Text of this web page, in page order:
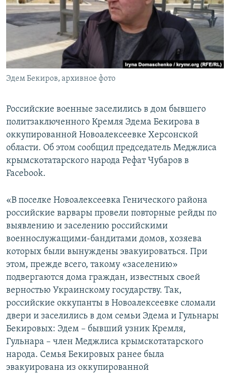
ПОБЕДИТЕЛЕЙ НЕ СУДЯТ?
КРЫМ.НЕПОКОРЕННЫЙ
ELIFBE
УКРАИНСКАЯ ПРОБЛЕМА КРЫМА
ПРИСОЕДИНЯЙТЕСЬ!
Все сайты RFE/RL
Эдем Бекиров, архивное фото
Российские военные заселились в дом бывшего
политзаключенного Кремля Эдема Бекирова в
оккупированной Новоалексеевке Херсонской
области. Об этом сообщил председатель Меджлиса
крымскотатарского народа Рефат Чубаров в
Facebook.
«В поселке Новоалексеевка Генического района
российские варвары провели повторные рейды по
выявлению и заселению российскими
военнослужащими-бандитами домов, хозяева
которых были вынуждены эвакуироваться. При
этом, прежде всего, такому «заселению»
подвергаются дома граждан, известных своей
верностью Украинскому государству. Так,
российские оккупанты в Новоалексеевке сломали
двери и заселились в дом семьи Эдема и Гульнары
Бекировых: Эдем – бывший узник Кремля,
Гульнара – член Меджлиса крымскотатарского
народа. Семья Бекировых ранее была
эвакуирована из оккупированной